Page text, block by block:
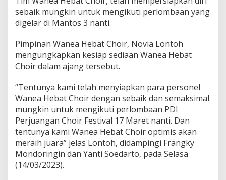
I
P
e
j
u
a
a
n
C
h
F
sebaik mungkin untuk mengikuti perlombaan yang
digelar di Mantos 3 nanti.
Pimpinan Wanea Hebat Choir, Novia Lontoh
mengungkapkan kesiap sediaan Wanea Hebat
Choir dalam ajang tersebut.
“Tentunya kami telah menyiapkan para personel
Wanea Hebat Choir dengan sebaik dan semaksimal
mungkin untuk mengikuti perlombaan PDI
Perjuangan Choir Festival 17 Maret nanti. Dan
tentunya kami Wanea Hebat Choir optimis akan
meraih juara” jelas Lontoh, didampingi Frangky
Mondoringin dan Yanti Soedarto, pada Selasa
(14/03/2023).